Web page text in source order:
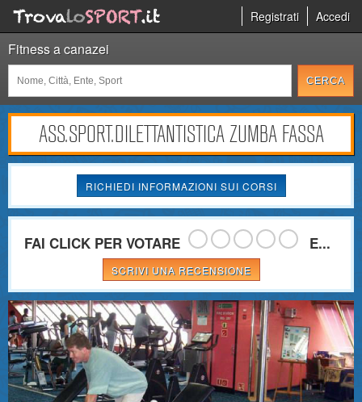
Registrati Accedi
Fitness a canazei
ASS.SPORT.DILETTANTISTICA ZUMBA FASSA
RICHIEDI INFORMAZIONI SUI CORSI
FAI CLICK PER VOTARE E...
SCRIVI UNA RECENSIONE